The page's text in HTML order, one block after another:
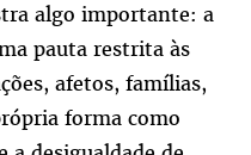
algo importante: a
pauta restrita às
afetos, famílias,
forma como